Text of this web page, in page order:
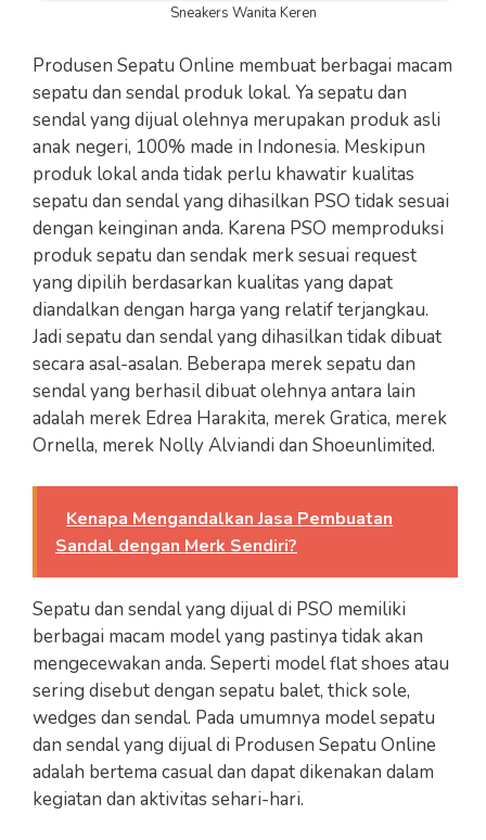
Sneakers Wanita Keren
Produsen Sepatu Online membuat berbagai macam
sepatu dan sendal produk lokal. Ya sepatu dan
sendal yang dijual olehnya merupakan produk asli
anak negeri, 100% made in Indonesia. Meskipun
produk lokal anda tidak perlu khawatir kualitas
sepatu dan sendal yang dihasilkan PSO tidak sesuai
dengan keinginan anda. Karena PSO memproduksi
produk sepatu dan sendak merk sesuai request
yang dipilih berdasarkan kualitas yang dapat
diandalkan dengan harga yang relatif terjangkau.
Jadi sepatu dan sendal yang dihasilkan tidak dibuat
secara asal-asalan. Beberapa merek sepatu dan
sendal yang berhasil dibuat olehnya antara lain
adalah merek Edrea Harakita, merek Gratica, merek
Ornella, merek Nolly Alviandi dan Shoeunlimited.
Kenapa Mengandalkan Jasa Pembuatan
Sandal dengan Merk Sendiri?
Sepatu dan sendal yang dijual di PSO memiliki
berbagai macam model yang pastinya tidak akan
mengecewakan anda. Seperti model flat shoes atau
sering disebut dengan sepatu balet, thick sole,
wedges dan sendal. Pada umumnya model sepatu
dan sendal yang dijual di Produsen Sepatu Online
adalah bertema casual dan dapat dikenakan dalam
kegiatan dan aktivitas sehari-hari.